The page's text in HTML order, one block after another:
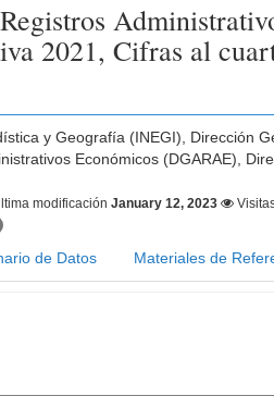
2021, Cifras al
y Geografía (INEGI), Dirección
Económicos (DGARAE),
modificaciónJanuary 12, 2023
de Datos Materiales de